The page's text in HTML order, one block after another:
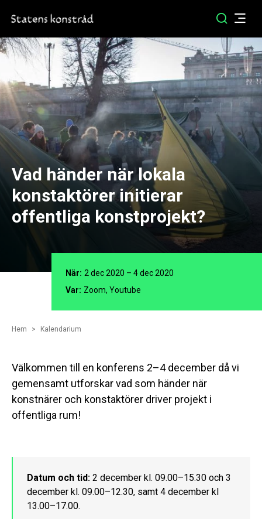
Vad händer när lokala
konstaktörer initierar
offentliga konstprojekt?
När: 2 dec 2020 – 4 dec 2020
Var: Zoom, Youtube
Hem Kalendarium
Välkommen till en konferens 2–4 december då vi
gemensamt utforskar vad som händer när
konstnärer och konstaktörer driver projekt i
offentliga rum!
Datum och tid: 2 december kl. 09.00–15.30 och 3
december kl. 09.00–12.30, samt 4 december kl
13.00–17.00.